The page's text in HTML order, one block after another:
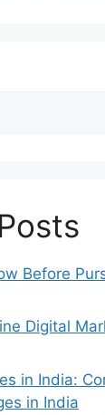
Before
Digital
in India:
in India